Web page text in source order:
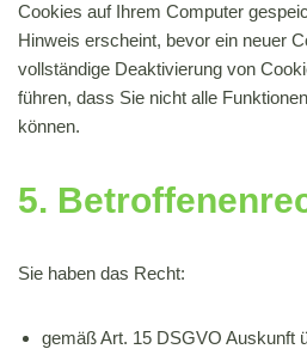
Cookies auf Ihrem Computer
Hinweis erscheint, bevor ein neuer
vollständige Deaktivierung von
führen, dass Sie nicht alle
können.
5.
Sie haben das Recht:
gemäß Art. 15 DSGVO Auskunft